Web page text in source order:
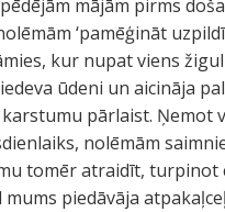
mājām pirms
‘pamēģināt
kur nupat viens
ūdeni un aicināja
pārlaist. Ņemot
nolēmām
tomēr atraidīt, turpinot
mums piedāvāja